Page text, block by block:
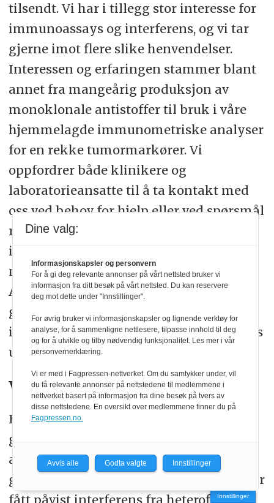
tilsendt. Vi har i tillegg stor interesse for
immunoassays og interferens, og vi tar
gjerne imot flere slike henvendelser.
Interessen og erfaringen stammer blant
annet fra mangeårig produksjon av
monoklonale antistoffer til bruk i våre
hjemmelagde immunometriske analyser
for en rekke tumormarkører. Vi
oppfordrer både klinikere og
laboratorieansatte til å ta kontakt med
oss ved behov for hjelp eller ved spørsmål
rundt mulig interferens i
immunometriske analyser. Vi vil også
nevne at Hormonlaboratoriet på OUS-
Aker har særlig kompetanse når det
gjelder hormonanalyser og de ulike
interferensene som er aktuelle, og til dels
unike, for disse analysene.
Vær på vakt!
Hos noen pasienter kan det være god
grunn til å være ekstra mistenksom
allerede før prøven analyseres. Det
gjelder særlig pasienter som tidligere har
fått påvist interferens fra heterofileInnstillinger
Dine valg:
Informasjonskapsler og personvern
For å gi deg relevante annonser på vårt nettsted bruker vi
informasjon fra ditt besøk på vårt nettsted. Du kan reservere
deg mot dette under "Innstillinger".
For øvrig bruker vi informasjonskapsler og lignende verktøy for
analyse, for å sammenligne nettlesere, tilpasse innhold til deg
og for å utvikle og tilby nødvendig funksjonalitet. Les mer i vår
personvernerklæring.
Vi er med i Fagpressen-nettverket. Om du samtykker under, vil
du få relevante annonser på nettstedene til medlemmene i
nettverket basert på informasjon fra dine besøk på tvers av
disse nettstedene. En oversikt over medlemmene finner du på
Fagpressen.no.
Avvis alle Godta valgte Innstillinger